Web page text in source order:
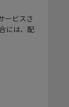
ービスさ
には、配